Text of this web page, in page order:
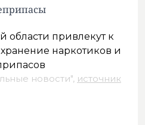
новости", источник